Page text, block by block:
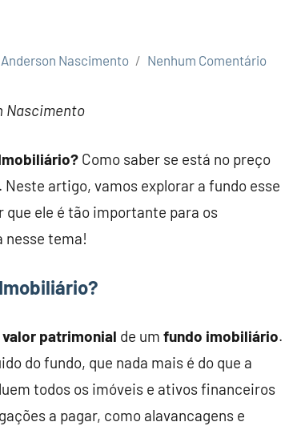
Anderson Nascimento Nenhum Comentário
Nascimento
Como saber se está no preço
Neste artigo, vamos explorar a fundo esse
ele é tão importante para os
nesse tema!
valor patrimonial de um fundo imobiliário.
do fundo, que nada mais é do que a
todos os imóveis e ativos financeiros
a pagar, como alavancagens e